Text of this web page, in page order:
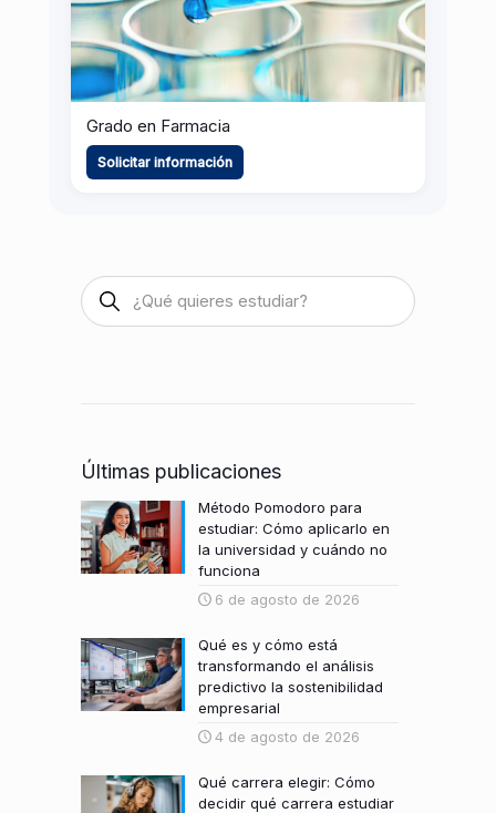
Grado en Farmacia
Solicitar información
Últimas publicaciones
Método Pomodoro para
estudiar: Cómo aplicarlo en
la universidad y cuándo no
funciona
6 de agosto de 2026
Qué es y cómo está
transformando el análisis
predictivo la sostenibilidad
empresarial
4 de agosto de 2026
Qué carrera elegir: Cómo
decidir qué carrera estudiar